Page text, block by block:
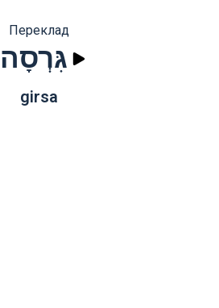
Переклад
גִּרְסָה
girsa